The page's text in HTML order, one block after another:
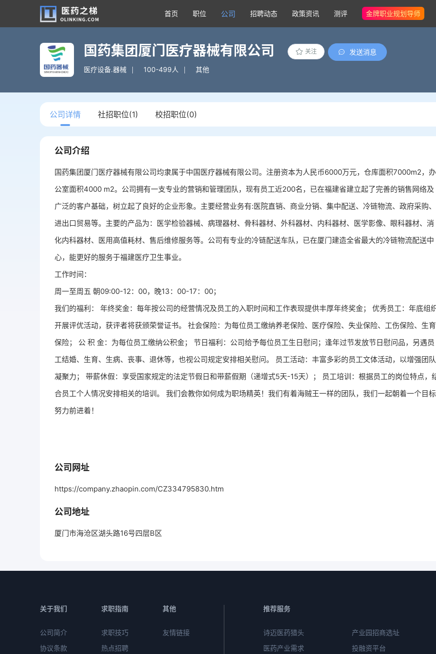
首页 职位 公司 招聘动态 政策资讯 测评 金牌职业规划导师
国药集团厦门医疗器械有限公司 关注 发送消息
医疗设备.器械 100-499人 其他
公司详情 社招职位(1) 校招职位(0)
公司介绍
国药集团厦门医疗器械有限公司均隶属于中国医疗器械有限公司。注册资本为人民币6000万元，仓库面积7000m2，办
公室面积4000 m2。公司拥有一支专业的营销和管理团队，现有员工近200名，已在福建省建立起了完善的销售网络及
广泛的客户基础，树立起了良好的企业形象。主要经营业务有:医院直销、商业分销、集中配送、冷链物流、政府采购、
进出口贸易等。主要的产品为：医学检验器械、病理器材、骨科器材、外科器材、内科器材、医学影像、眼科器材、消
化内科器材、医用高值耗材、售后维修服务等。公司有专业的冷链配送车队，已在厦门建造全省最大的冷链物流配送中
心，能更好的服务于福建医疗卫生事业。
工作时间：
周一至周五 朝09:00-12：00，晚13：00-17：00；
我们的福利： 年终奖金：每年按公司的经营情况及员工的入职时间和工作表现提供丰厚年终奖金； 优秀员工：年底组
开展评优活动，获评者将获颁荣誉证书。 社会保险：为每位员工缴纳养老保险、医疗保险、失业保险、工伤保险、生育
保险； 公 积 金：为每位员工缴纳公积金； 节日福利：公司给予每位员工生日慰问；逢年过节发放节日慰问品，另遇员
工结婚、生育、生病、丧事、退休等，也视公司规定安排相关慰问。 员工活动：丰富多彩的员工文体活动，以增强团队
凝聚力； 带薪休假：享受国家规定的法定节假日和带薪假期（递增式5天-15天）； 员工培训：根据员工的岗位特点，
合员工个人情况安排相关的培训。 我们会教你如何成为职场精英！我们有着海贼王一样的团队，我们一起朝着一个目标
努力前进着！
公司网址
https://company.zhaopin.com/CZ334795830.htm
公司地址
厦门市海沧区湖头路16号四层B区
关于我们
公司简介
协议条款
求职指南
求职技巧
热点招聘
其他
友情链接
推荐服务
诗迈医药猎头
医药产业需求
产业园招商选址
投融资平台